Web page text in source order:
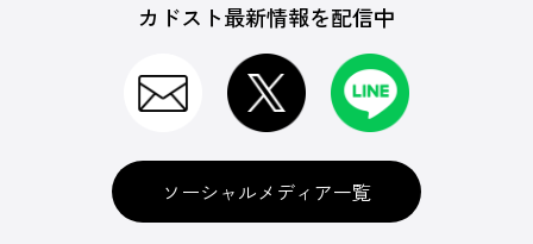
カドスト最新情報を配信中
ソーシャルメディア一覧